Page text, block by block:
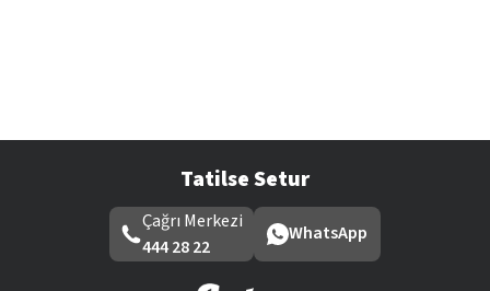
Tatilse Setur
Çağrı Merkezi
444 28 22
WhatsApp